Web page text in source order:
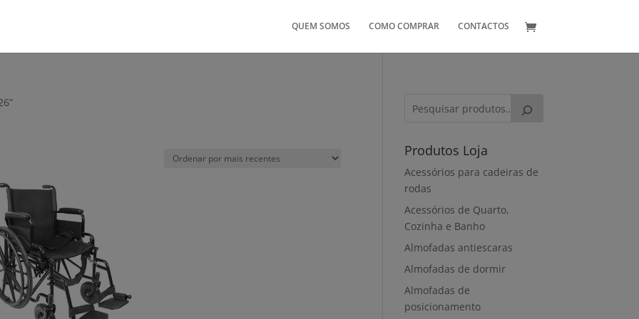
QUEM SOMOS COMO COMPRAR CONTACTOS
Produtos Loja
Acessórios para cadeiras de
rodas
Acessórios de Quarto,
Cozinha e Banho
Almofadas antiescaras
Almofadas de dormir
Almofadas de
posicionamento